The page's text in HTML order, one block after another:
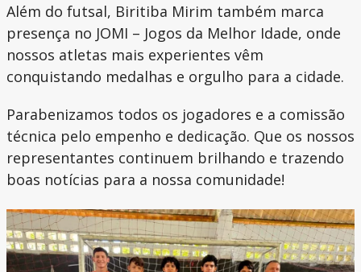
Além do futsal, Biritiba Mirim também marca
presença no JOMI – Jogos da Melhor Idade, onde
nossos atletas mais experientes vêm
conquistando medalhas e orgulho para a cidade.
Parabenizamos todos os jogadores e a comissão
técnica pelo empenho e dedicação. Que os nossos
representantes continuem brilhando e trazendo
boas notícias para a nossa comunidade!